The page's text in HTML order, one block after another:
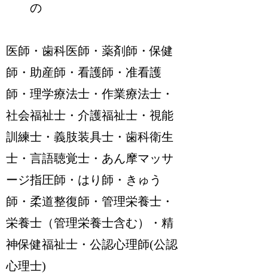
の
医師・歯科医師・薬剤師・保健
師・助産師・看護師・准看護
師・理学療法士・作業療法士・
社会福祉士・介護福祉士・視能
訓練士・義肢装具士・歯科衛生
士・言語聴覚士・あん摩マッサ
ージ指圧師・はり師・きゅう
師・柔道整復師・管理栄養士・
栄養士（管理栄養士含む）・精
神保健福祉士・公認心理師(公認
心理士)